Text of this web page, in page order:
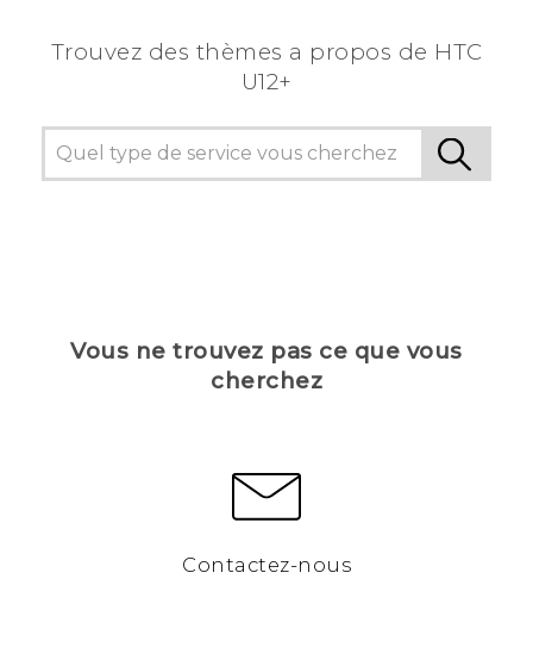
Trouvez des thèmes a propos de HTC
U12+
Vous ne trouvez pas ce que vous
cherchez
Contactez-nous